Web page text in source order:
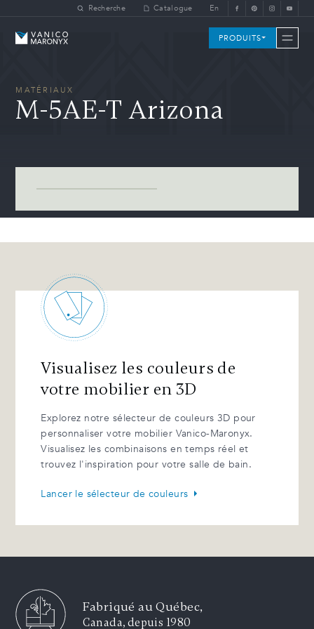
Skip to main contentRecherche Catalogue En
Vanico-Maronyx PRODUITS
MATÉRIAUX
M-5AE-T Arizona
Visualisez les couleurs de
votre mobilier en 3D
Explorez notre sélecteur de couleurs 3D pour
personnaliser votre mobilier Vanico-Maronyx.
Visualisez les combinaisons en temps réel et
trouvez l'inspiration pour votre salle de bain.
Lancer le sélecteur de couleurs
Fabriqué au Québec,
Canada, depuis 1980